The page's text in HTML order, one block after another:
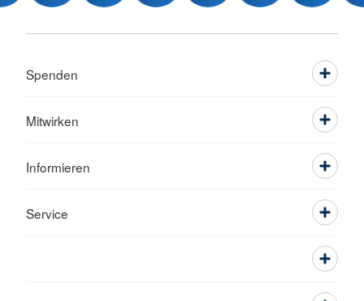
Spenden
Mitwirken
Informieren
Service